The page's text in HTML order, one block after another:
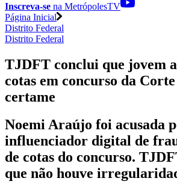
Inscreva-se na MetrópolesTV
Página Inicial
Distrito Federal
Distrito Federal
TJDFT conclui que jovem
cotas em concurso da
certame
Noemi Araújo foi acusada
influenciador digital de
de cotas do concurso.
que não houve